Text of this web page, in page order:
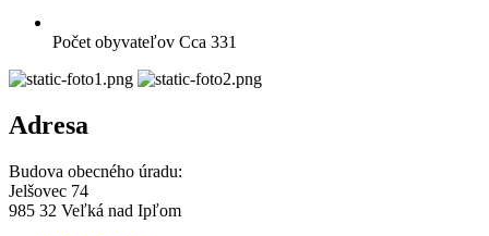
Počet obyvateľov Cca 331
Adresa
Budova obecného úradu:
Jelšovec 74
985 32 Veľká nad Ipľom